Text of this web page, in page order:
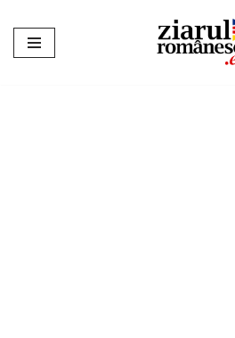
Sari